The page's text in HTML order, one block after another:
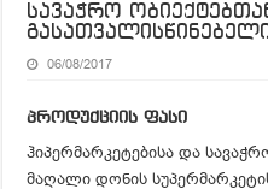
სავაჭრო
06/08/2017
პროდუქციის ფასი
ჰიპერმარკეტებისა და
მაღალი დონის